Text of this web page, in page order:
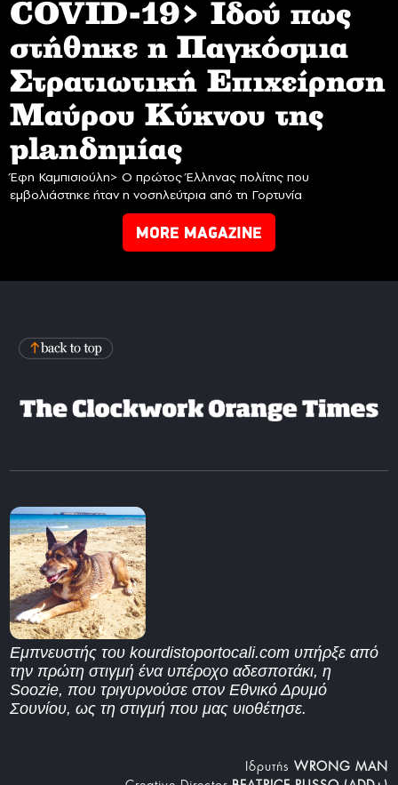
COVID-19> Iδού πως
στήθηκε η Παγκόσμια
Στρατιωτική Επιχείρηση
Mαύρου Κύκνου της
planδημίας
Έφη Καμπισιούλη> Ο πρώτος Έλληνας πολίτης που
εμβολιάστηκε ήταν η νοσηλεύτρια από τη Γορτυνία
MORE MAGAZINE
Εμπνευστής του kourdistoportocali.com υπήρξε από
την πρώτη στιγμή ένα υπέροχο αδεσποτάκι, η
Soozie, που τριγυρνούσε στον Εθνικό Δρυμό
Σουνίου, ως τη στιγμή που μας υιοθέτησε.
Iδρυτής WRONG MAN